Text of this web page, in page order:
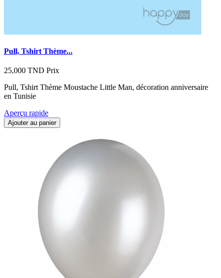
Pull, Tshirt Thème...
25,000 TND Prix
Pull, Tshirt Thème Moustache Little Man, décoration anniversaire
en Tunisie
Aperçu rapide
Ajouter au panier